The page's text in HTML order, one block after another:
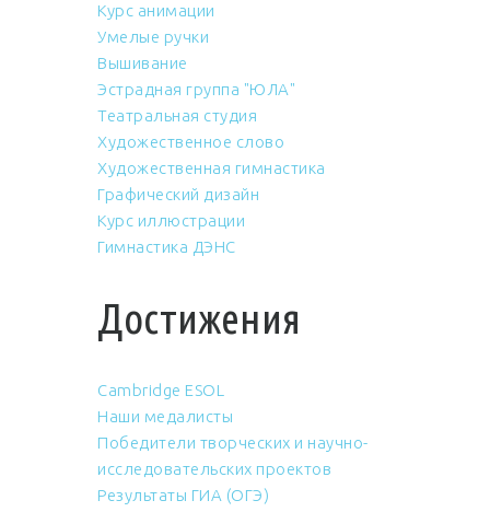
Курс анимации
Умелые ручки
Вышивание
Эстрадная группа "ЮЛА"
Театральная студия
Художественное слово
Художественная гимнастика
Графический дизайн
Курс иллюстрации
Гимнастика ДЭНС
Достижения
Cambridge ESOL
Наши медалисты
Победители творческих и научно-
исследовательских проектов
Результаты ГИА (ОГЭ)